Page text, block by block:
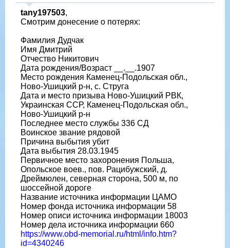
tany197503,
Смотрим донесение о потерях:
Фамилия Дудчак
Имя Дмитрий
Отчество Никитович
Дата рождения/Возраст __.__.1907
Место рождения Каменец-Подольская обл.,
Ново-Ушицкий р-н, с. Струга
Дата и место призыва Ново-Ушицкий РВК,
Украинская ССР, Каменец-Подольская обл.,
Ново-Ушицкий р-н
Последнее место службы 336 СД
Воинское звание рядовой
Причина выбытия убит
Дата выбытия 28.03.1945
Первичное место захоронения Польша,
Опольское воев., пов. Рацибужский, д.
Дреймюлен, северная сторона, 500 м, по
шоссейной дороге
Название источника информации ЦАМО
Номер фонда источника информации 58
Номер описи источника информации 18003
Номер дела источника информации 660
https://www.obd-memorial.ru/html/info.htm?
id=4340246